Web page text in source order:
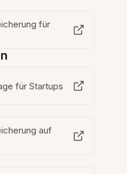
für
für Startups
auf